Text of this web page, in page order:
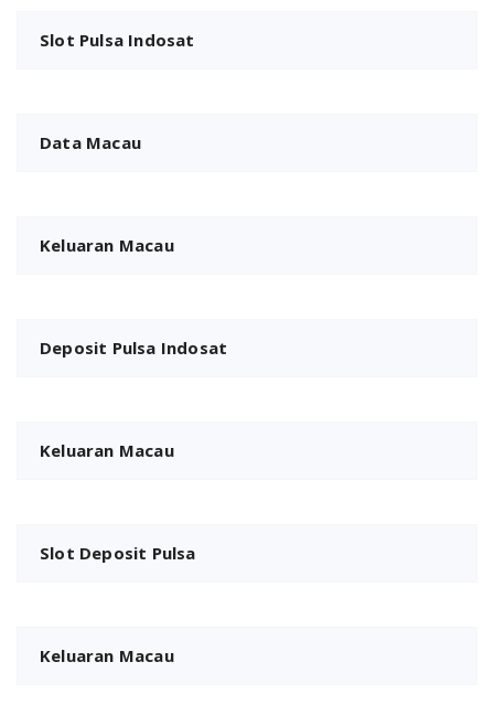
Slot Pulsa Indosat
Data Macau
Keluaran Macau
Deposit Pulsa Indosat
Keluaran Macau
Slot Deposit Pulsa
Keluaran Macau